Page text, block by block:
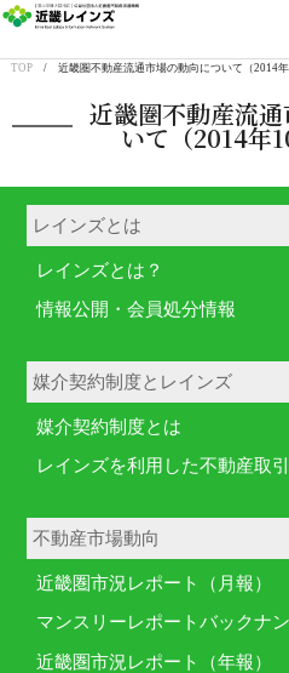
TOP/ 近畿圏不動産流通市場の動向について（2014年
近畿圏不動産流
いて（2014年
レインズとは
レインズとは？
情報公開・会員処分情報
媒介契約制度とレインズ
媒介契約制度とは
レインズを利用した不動産取引
不動産市場動向
近畿圏市況レポート（月報）
マンスリーレポートバックナ
近畿圏市況レポート（年報）